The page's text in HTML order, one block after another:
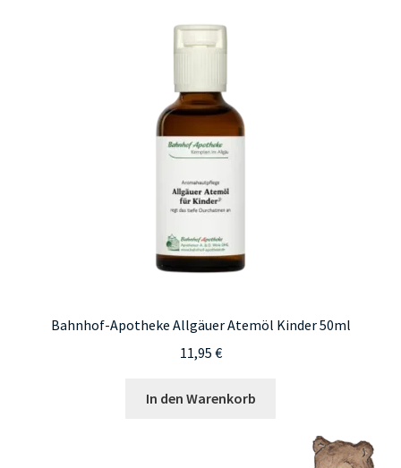
Bahnhof-Apotheke Allgäuer Atemöl Kinder 50ml
11,95 €
In den Warenkorb